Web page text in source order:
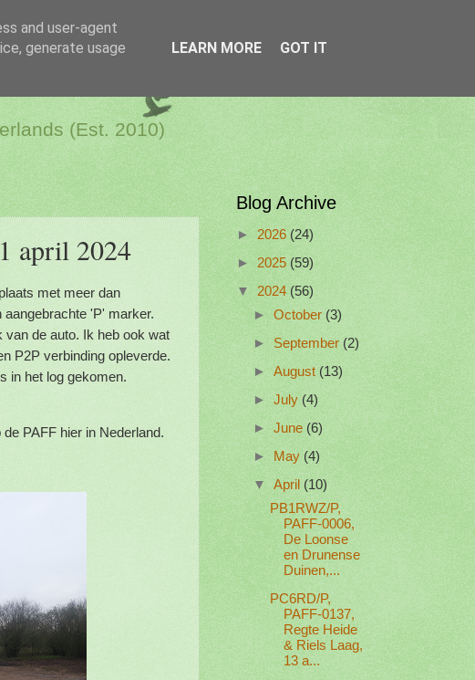
Netherlands
(Est. 2010)
april 2024
met meer dan
'P' marker.
de auto. Ik heb ook wat
P2P verbinding opleverde.
in het log gekomen.
PAFF hier in Nederland.
Blog Archive
► 2026 (24)
► 2025 (59)
▼ 2024 (56)
► October (3)
► September (2)
► August (13)
► July (4)
► June (6)
►
May (4)
▼ April (10)
PB1RWZ/P,
PAFF-0006,
De Loonse
en Drunense
Duinen,...
PC6RD/P,
PAFF-0137,
Regte Heide
& Riels Laag,
13 a...
and user-agent
generate usage
LEARN MORE GOT IT